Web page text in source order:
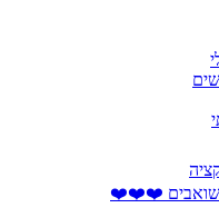
שואבים ❤️❤️❤️